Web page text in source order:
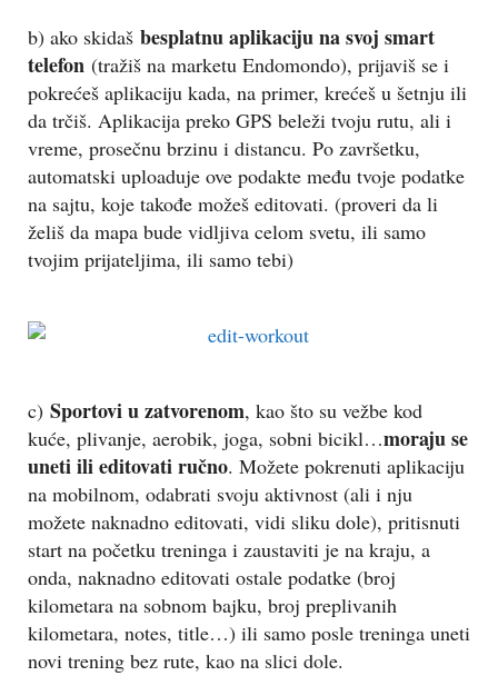
b) ako skidaš besplatnu aplikaciju na svoj smart
telefon (tražiš na marketu Endomondo), prijaviš se i
pokrećeš aplikaciju kada, na primer, krećeš u šetnju ili
da trčiš. Aplikacija preko GPS beleži tvoju rutu, ali i
vreme, prosečnu brzinu i distancu. Po završetku,
automatski uploaduje ove podakte među tvoje podatke
na sajtu, koje takođe možeš editovati. (proveri da li
želiš da mapa bude vidljiva celom svetu, ili samo
tvojim prijateljima, ili samo tebi)
c) Sportovi u zatvorenom, kao što su vežbe kod
kuće, plivanje, aerobik, joga, sobni bicikl…moraju se
uneti ili editovati ručno. Možete pokrenuti aplikaciju
na mobilnom, odabrati svoju aktivnost (ali i nju
možete naknadno editovati, vidi sliku dole), pritisnuti
start na početku treninga i zaustaviti je na kraju, a
onda, naknadno editovati ostale podatke (broj
kilometara na sobnom bajku, broj preplivanih
kilometara, notes, title…) ili samo posle treninga uneti
novi trening bez rute, kao na slici dole.